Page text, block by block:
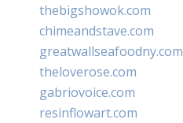
thebigshowok.com
chimeandstave.com
greatwallseafoodny.com
theloverose.com
gabriovoice.com
resinflowart.com